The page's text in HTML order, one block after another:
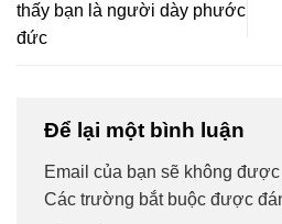
thấy bạn là người dày phước
đức
Để lại một bình luận
Email của bạn sẽ không
Các trường bắt buộc được